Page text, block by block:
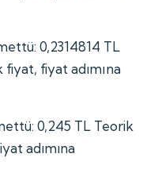
0,2314814 TL
fiyat adımına
0,245 TL Teorik
adımına